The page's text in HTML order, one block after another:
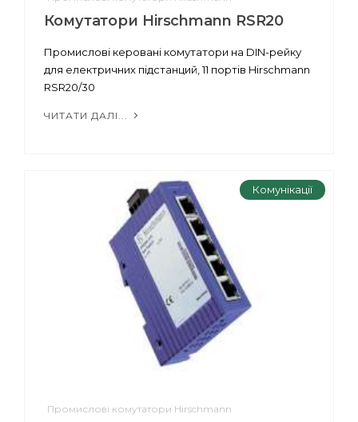
Комутатори Hirschmann RSR20
Промислові керовані комутатори на DIN-рейку
для електричних підстанций, 11 портів Hirschmann
RSR20/30
ЧИТАТИ ДАЛІ...
Комунікації
Промислові комутатори Hirschmann